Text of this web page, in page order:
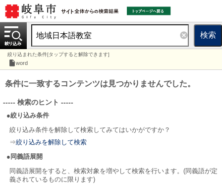
検索
絞り込まれた条件[タップすると解除できます]
word
条件に一致するコンテンツは見つかりませんでした。
----- 検索のヒント -----
●絞り込み条件
絞り込み条件を解除して検索してみてはいかがですか？
⇒絞り込みを解除して検索
●同義語展開
同義語展開をすると、検索対象を増やして検索を行います。(同義語が定
義されているものに限ります)